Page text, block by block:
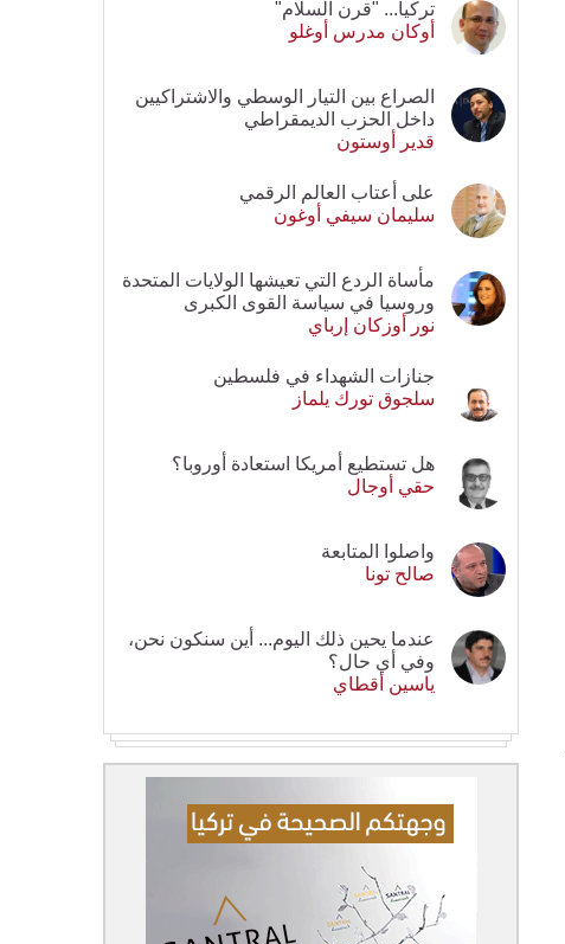
تركيا... "قرن السلام"
أوكان مدرس أوغلو
الصراع بين التيار الوسطي والاشتراكيين
داخل الحزب الديمقراطي
قدير أوستون
على أعتاب العالم الرقمي
سليمان سيفي أوغون
مأساة الردع التي تعيشها الولايات المتحدة
وروسيا في سياسة القوى الكبرى
نور أوزكان إرباي
جنازات الشهداء في فلسطين
سلجوق تورك يلماز
هل تستطيع أمريكا استعادة أوروبا؟
حقي أوجال
واصلوا المتابعة
صالح تونا
عندما يحين ذلك اليوم... أين سنكون نحن،
وفي أي حال؟
ياسين أقطاي